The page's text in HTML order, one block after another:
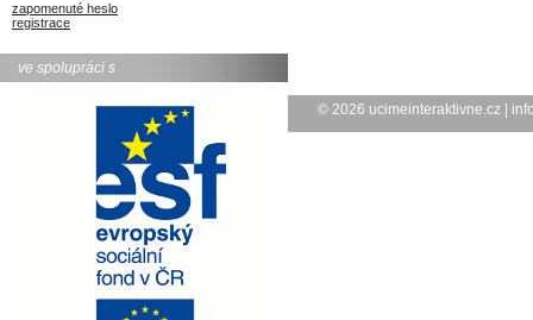
zapomenuté heslo
registrace
ve spolupráci s
© 2026 ucimeinteraktivne.cz